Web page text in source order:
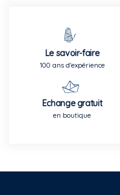
Le savoir-faire
100 ans d'expérience
Echange gratuit
en boutique